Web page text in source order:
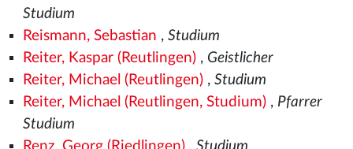
Studium
Reismann, Sebastian , Studium
Reiter, Kaspar (Reutlingen), Geistlicher
Reiter, Michael (Reutlingen), Studium
Reiter, Michael (Reutlingen, Studium), Pfarrer
Studium